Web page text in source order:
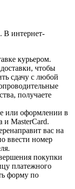
В интернет-
курьером.
чтобы
сдачу с любой
получаете
или оформлении в
и MasterCard.
вас на
ввести номер
покупки
платежного
форму по